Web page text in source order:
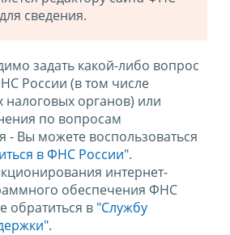
сведения.
задать какой-либо вопрос
России (в том числе
налоговых органов) или
по вопросам
- Вы можете воспользоваться
в ФНС России".
интернет-
обеспечения ФНС
обратиться в "Службу